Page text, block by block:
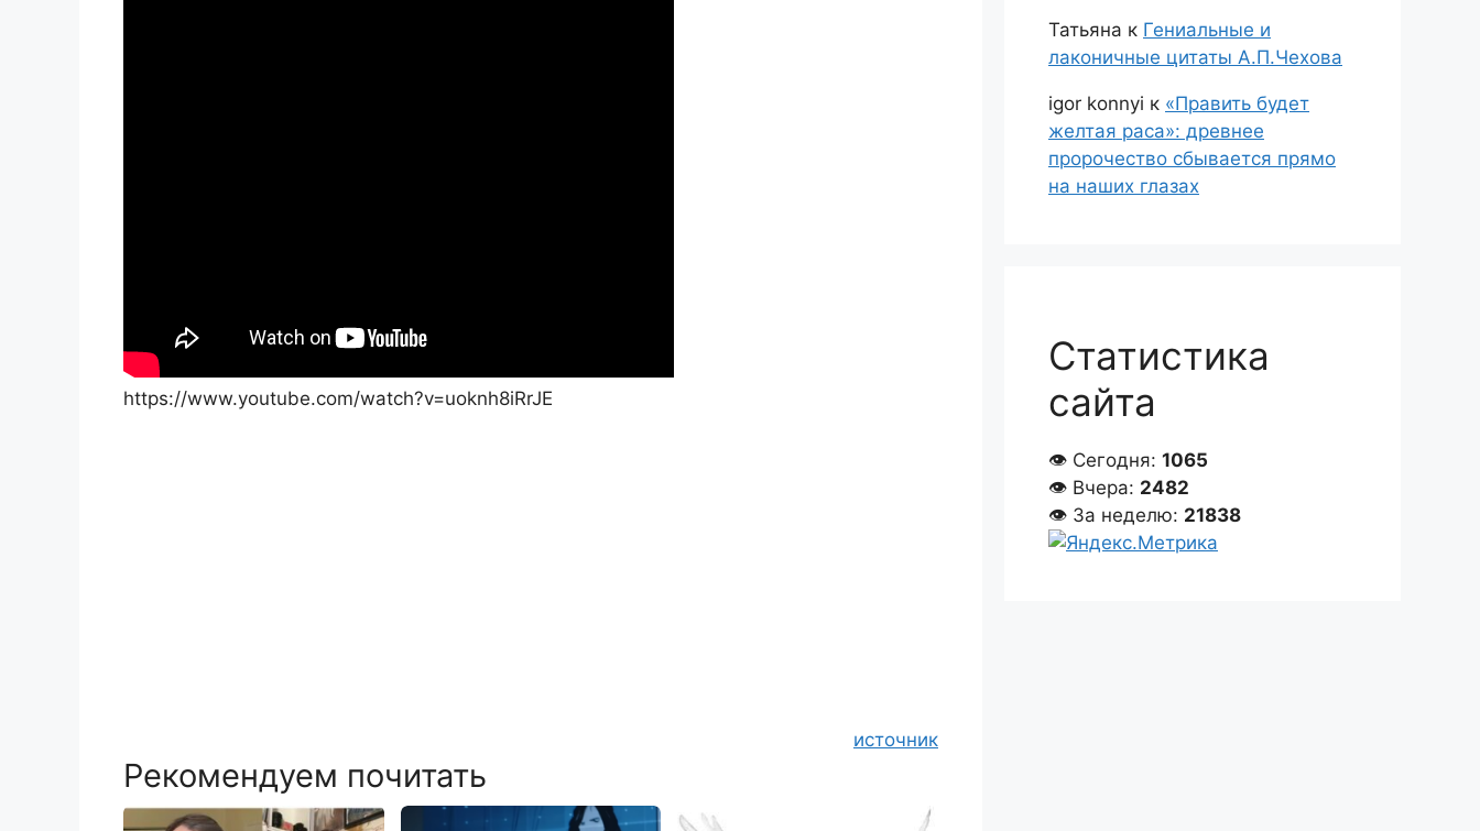
https://www.youtube.com/watch?v=uoknh8iRrJE
источник
Рекомендуем почитать
Татьяна к Гениальные и
лаконичные цитаты А.П.Чехова
igor konnyi к «Править будет
желтая раса»: древнее
пророчество сбывается прямо
на наших глазах
Статистика
сайта
👁 Сегодня: 1065
👁 Вчера: 2482
👁 За неделю: 21838